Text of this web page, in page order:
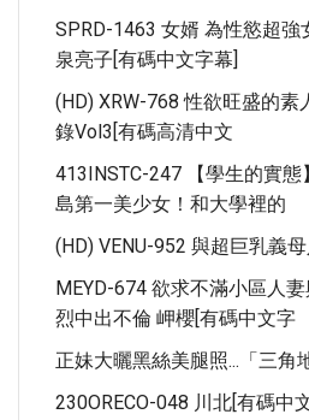
SPRD-1463 女婿 為性慾超強
泉亮子[有碼中文字幕]
(HD) XRW-768 性欲旺盛的
錄Vol3[有碼高清中文
413INSTC-247 【學生的實
島第一美少女！和大學裡的
(HD) VENU-952 與超巨乳義
MEYD-674 欲求不滿小區人
烈中出不倫 岬櫻[有碼中文字
正妹大曬黑絲美腿照...「三角
230ORECO-048 川北[有碼中